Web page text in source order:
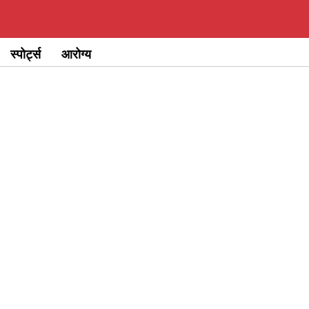
स्पोर्ट्स आरोग्य